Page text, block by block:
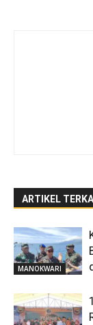
ARTIKEL
MANOKWARI